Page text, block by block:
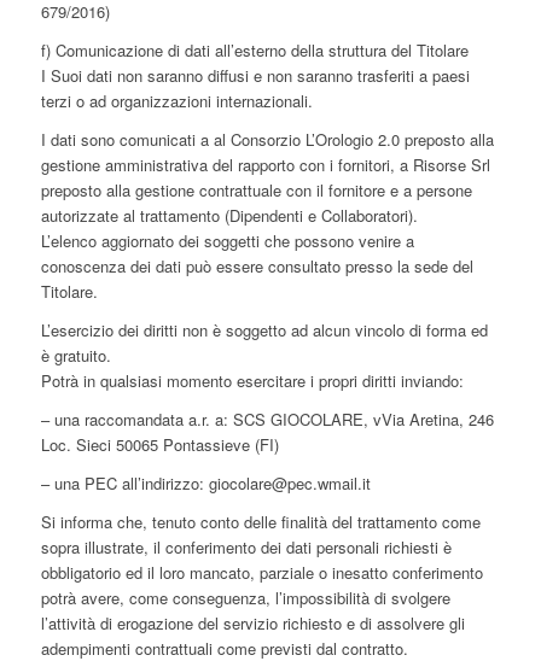
679/2016)
f) Comunicazione di dati all’esterno della struttura del Titolare
I Suoi dati non saranno diffusi e non saranno trasferiti a paesi
terzi o ad organizzazioni internazionali.
I dati sono comunicati a al Consorzio L’Orologio 2.0 preposto alla
gestione amministrativa del rapporto con i fornitori, a Risorse Srl
preposto alla gestione contrattuale con il fornitore e a persone
autorizzate al trattamento (Dipendenti e Collaboratori).
L’elenco aggiornato dei soggetti che possono venire a
conoscenza dei dati può essere consultato presso la sede del
Titolare.
L’esercizio dei diritti non è soggetto ad alcun vincolo di forma ed
è gratuito.
Potrà in qualsiasi momento esercitare i propri diritti inviando:
– una raccomandata a.r. a: SCS GIOCOLARE, vVia Aretina, 246
Loc. Sieci 50065 Pontassieve (FI)
– una PEC all’indirizzo: giocolare@pec.wmail.it
Si informa che, tenuto conto delle finalità del trattamento come
sopra illustrate, il conferimento dei dati personali richiesti è
obbligatorio ed il loro mancato, parziale o inesatto conferimento
potrà avere, come conseguenza, l’impossibilità di svolgere
l’attività di erogazione del servizio richiesto e di assolvere gli
adempimenti contrattuali come previsti dal contratto.